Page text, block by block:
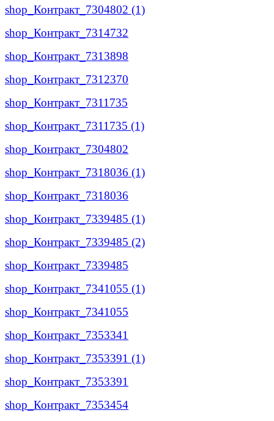
shop_Контракт_7304802 (1)
shop_Контракт_7314732
shop_Контракт_7313898
shop_Контракт_7312370
shop_Контракт_7311735
shop_Контракт_7311735 (1)
shop_Контракт_7304802
shop_Контракт_7318036 (1)
shop_Контракт_7318036
shop_Контракт_7339485 (1)
shop_Контракт_7339485 (2)
shop_Контракт_7339485
shop_Контракт_7341055 (1)
shop_Контракт_7341055
shop_Контракт_7353341
shop_Контракт_7353391 (1)
shop_Контракт_7353391
shop_Контракт_7353454